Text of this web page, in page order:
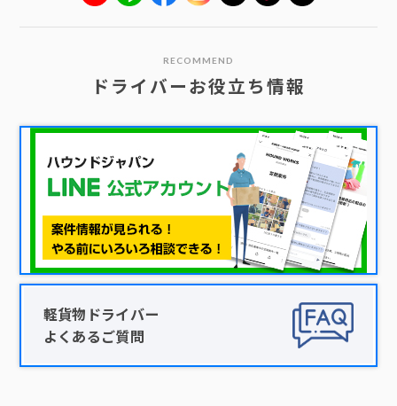
RECOMMEND
ドライバーお役立ち情報
軽貨物ドライバー
よくあるご質問